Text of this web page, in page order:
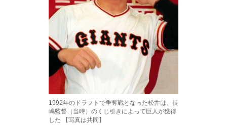
1992年のドラフトで争奪戦となった松井は、長
嶋監督（当時）のくじ引きによって巨人が獲得
した 【写真は共同】